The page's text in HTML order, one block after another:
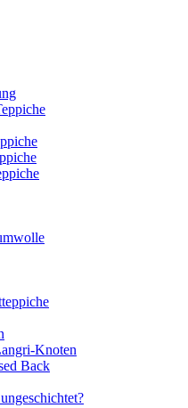
Knoten
Back